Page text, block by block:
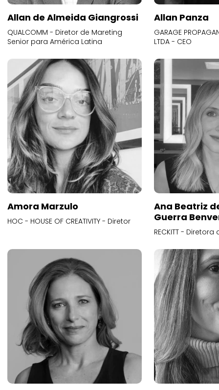
Allan de Almeida Giangrossi
QUALCOMM - Diretor de Mareting
Senior para América Latina
Allan Panza
GARAGE
LTDA - CEO
Amora Marzulo
HOC - HOUSE OF CREATIVITY - Diretor
Ana Beatriz
Guerra
RECKITT -